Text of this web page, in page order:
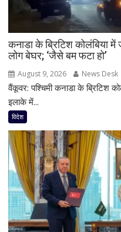
कनाडा के ब्रिटिश कोलंबिया
लोग बेघर; ‘जैसे बम फटा हो’
August 9, 2026 News Desk
वैंकूवर: पश्चिमी कनाडा के ब्रिटिश
इलाके में...
विदेश